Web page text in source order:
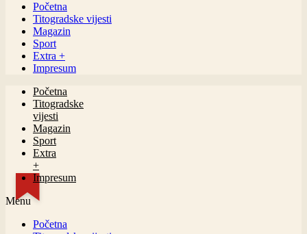
Početna
Titogradske vijesti
Magazin
Sport
Extra +
Impresum
Početna
Titogradske
vijesti
Magazin
Sport
Extra
+
Impresum
Menu
Početna